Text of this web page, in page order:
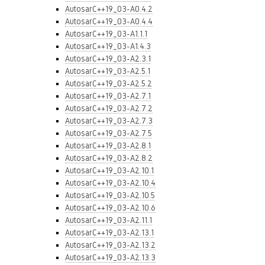
AutosarC++19_03-A0.4.2
AutosarC++19_03-A0.4.4
AutosarC++19_03-A1.1.1
AutosarC++19_03-A1.4.3
AutosarC++19_03-A2.3.1
AutosarC++19_03-A2.5.1
AutosarC++19_03-A2.5.2
AutosarC++19_03-A2.7.1
AutosarC++19_03-A2.7.2
AutosarC++19_03-A2.7.3
AutosarC++19_03-A2.7.5
AutosarC++19_03-A2.8.1
AutosarC++19_03-A2.8.2
AutosarC++19_03-A2.10.1
AutosarC++19_03-A2.10.4
AutosarC++19_03-A2.10.5
AutosarC++19_03-A2.10.6
AutosarC++19_03-A2.11.1
AutosarC++19_03-A2.13.1
AutosarC++19_03-A2.13.2
AutosarC++19_03-A2.13.3